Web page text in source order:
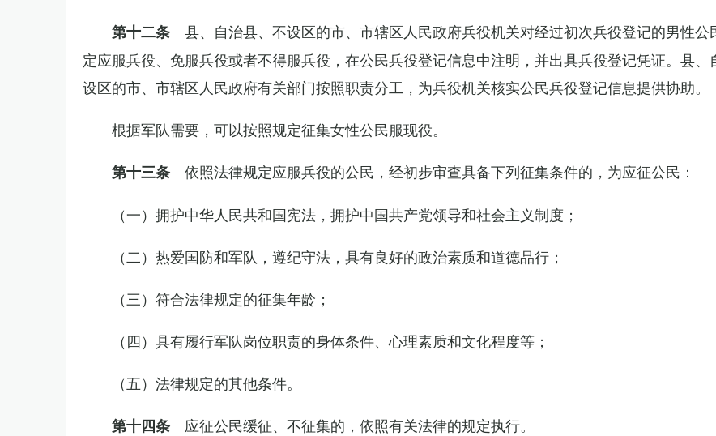
第十二条 县、自治县、不设区的市、市辖区人民政府兵役机关对经过初次兵役登记的男性公
定应服兵役、免服兵役或者不得服兵役，在公民兵役登记信息中注明，并出具兵役登记凭证。县、
设区的市、市辖区人民政府有关部门按照职责分工，为兵役机关核实公民兵役登记信息提供协助。
根据军队需要，可以按照规定征集女性公民服现役。
第十三条 依照法律规定应服兵役的公民，经初步审查具备下列征集条件的，为应征公民：
（一）拥护中华人民共和国宪法，拥护中国共产党领导和社会主义制度；
（二）热爱国防和军队，遵纪守法，具有良好的政治素质和道德品行；
（三）符合法律规定的征集年龄；
（四）具有履行军队岗位职责的身体条件、心理素质和文化程度等；
（五）法律规定的其他条件。
第十四条 应征公民缓征、不征集的，依照有关法律的规定执行。